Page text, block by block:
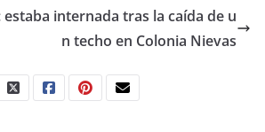
estaba internada tras la caída de u
n techo en Colonia Nievas